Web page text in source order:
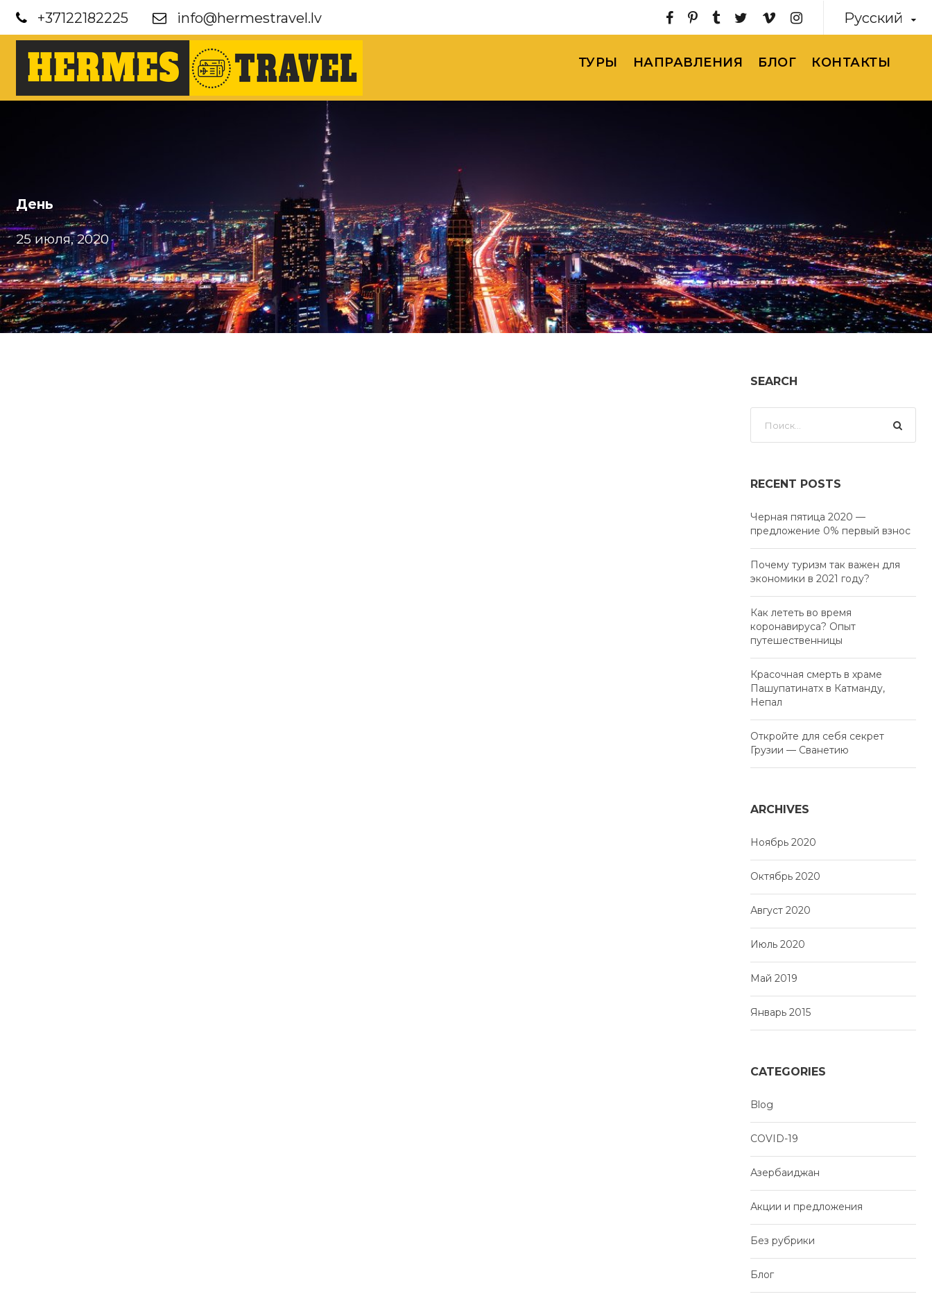
+37122182225 info@hermestravel.lv Русский
ТУРЫ НАПРАВЛЕНИЯ БЛОГ КОНТАКТЫ
День
25 июля, 2020
SEARCH
RECENT POSTS
Черная пятица 2020 —
предложение 0% первый взнос
Почему туризм так важен для
экономики в 2021 году?
Как лететь во время
коронавируса? Опыт
путешественницы
Красочная смерть в храме
Пашупатинатх в Катманду,
Непал
Откройте для себя секрет
Грузии — Сванетию
ARCHIVES
Ноябрь 2020
Октябрь 2020
Август 2020
Июль 2020
Май 2019
Январь 2015
CATEGORIES
Blog
COVID-19
Азербаиджан
Акции и предложения
Без рубрики
Блог